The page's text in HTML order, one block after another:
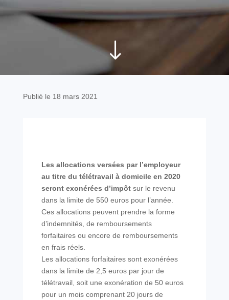
"
Publié le 18 mars 2021
Les allocations versées par l’employeur
au titre du télétravail à domicile en 2020
seront exonérées d’impôtsur le revenu
dans la limite de 550 euros pour l’année.
Ces allocations peuvent prendre la forme
d’indemnités, de remboursements
forfaitaires ou encore de remboursements
en frais réels.
Les allocations forfaitaires sont exonérées
dans la limite de 2,5 euros par jour de
télétravail, soit une exonération de 50 euros
pour un mois comprenant 20 jours de